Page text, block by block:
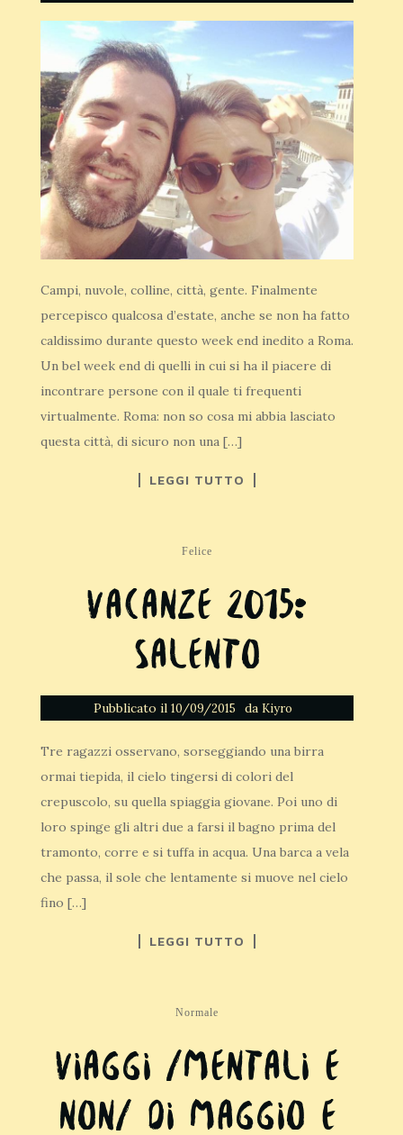
Campi, nuvole, colline, città, gente. Finalmente
percepisco qualcosa d’estate, anche se non ha fatto
caldissimo durante questo week end inedito a Roma.
Un bel week end di quelli in cui si ha il piacere di
incontrare persone con il quale ti frequenti
virtualmente. Roma: non so cosa mi abbia lasciato
questa città, di sicuro non una […]
LEGGI TUTTO
Felice
Vacanze 2015:
Salento
Pubblicato il 10/09/2015 da Kiyro
Tre ragazzi osservano, sorseggiando una birra
ormai tiepida, il cielo tingersi di colori del
crepuscolo, su quella spiaggia giovane. Poi uno di
loro spinge gli altri due a farsi il bagno prima del
tramonto, corre e si tuffa in acqua. Una barca a vela
che passa, il sole che lentamente si muove nel cielo
fino […]
LEGGI TUTTO
Normale
Viaggi /mentali e
non/ di Maggio e